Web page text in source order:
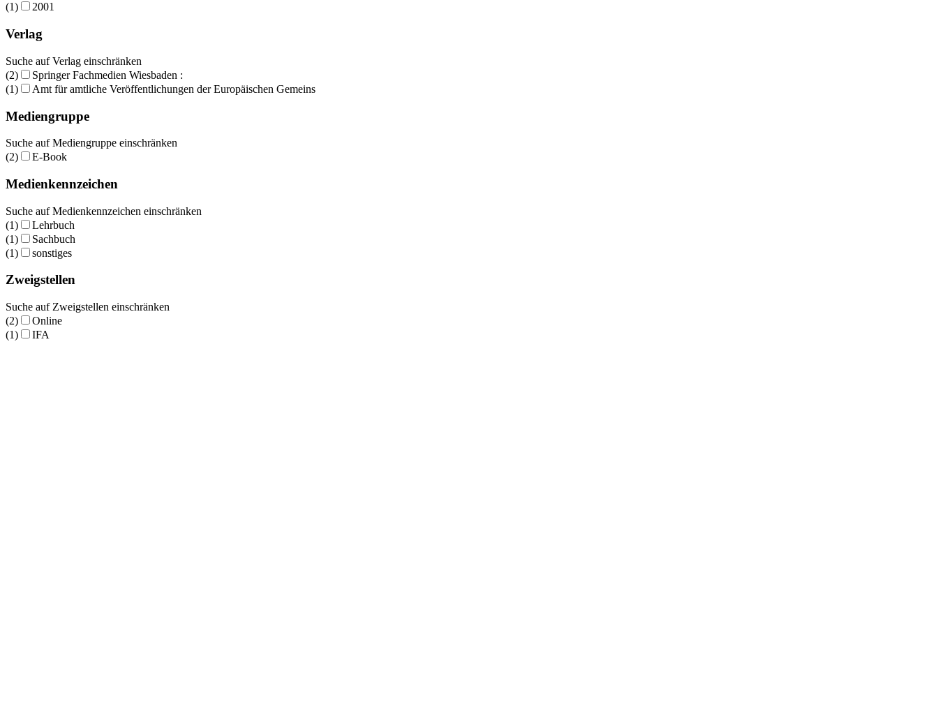
(1)
2001
Verlag
Suche auf Verlag einschränken
(2)
Springer Fachmedien Wiesbaden :
(1)
Amt für amtliche Veröffentlichungen der Europäischen Gemeins
Mediengruppe
Suche auf Mediengruppe einschränken
(2)
E-Book
Medienkennzeichen
Suche auf Medienkennzeichen einschränken
(1)
Lehrbuch
(1)
Sachbuch
(1)
sonstiges
Zweigstellen
Suche auf Zweigstellen einschränken
(2)
Online
(1)
IFA